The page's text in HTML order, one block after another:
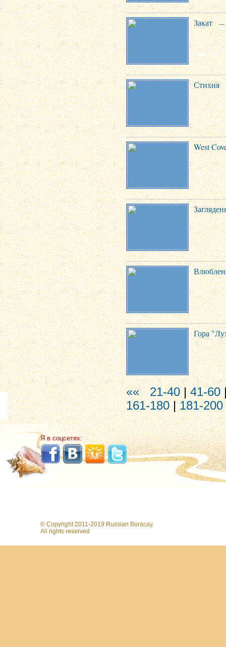
Закат —
Стихия
West
Гора
«« 21-40|41-60
161-180|181-200
Я в соцсетях:
© Copyright 2011-2019 Russian Boracay.
All rights reserved